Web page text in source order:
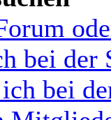
bei der
bei